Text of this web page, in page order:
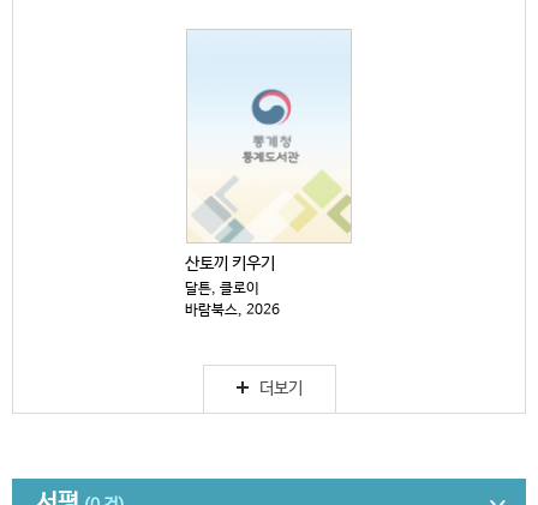
산토끼 키우기
달튼, 클로이
바람북스, 2026
더보기